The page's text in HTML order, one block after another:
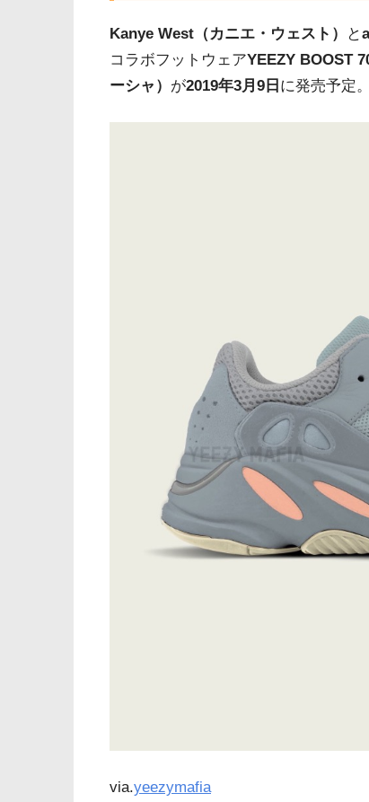
Kanye West（カニエ・ウェスト） と
コラボフットウェアYEEZY BOOST
ーシャ） が2019年3月9日 に発売予定。
via.yeezymafia